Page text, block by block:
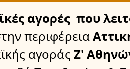
αγορές που
περιφέρεια
αγοράς Ζ'